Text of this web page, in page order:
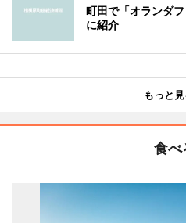
町田で「オランダ
に紹介
もっと
食べ